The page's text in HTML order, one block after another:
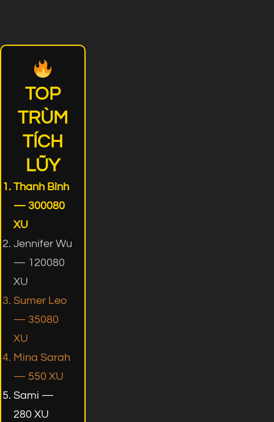
TOP
TRÙM
TÍCH
LŨY
Thanh Bình
— 300080
XU
Jennifer Wu
— 120080
XU
Sumer Leo
— 35080
XU
Mina Sarah
— 550 XU
Sami —
280 XU